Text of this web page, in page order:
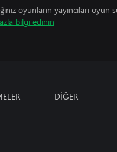
oyunların yayıncıları
bilgi edinin
DİĞER